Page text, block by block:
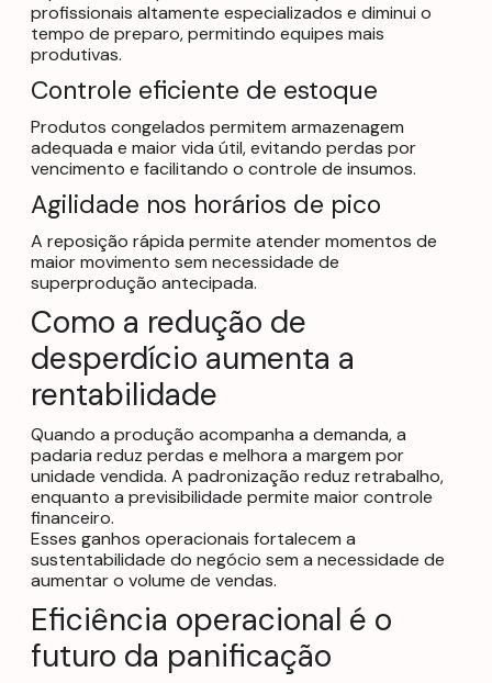
profissionais altamente especializados e diminui o
tempo de preparo, permitindo equipes mais
produtivas.
Controle eficiente de estoque
Produtos congelados permitem armazenagem
adequada e maior vida útil, evitando perdas por
vencimento e facilitando o controle de insumos.
Agilidade nos horários de pico
A reposição rápida permite atender momentos de
maior movimento sem necessidade de
superprodução antecipada.
Como a redução de
desperdício aumenta a
rentabilidade
Quando a produção acompanha a demanda, a
padaria reduz perdas e melhora a margem por
unidade vendida. A padronização reduz retrabalho,
enquanto a previsibilidade permite maior controle
financeiro.
Esses ganhos operacionais fortalecem a
sustentabilidade do negócio sem a necessidade de
aumentar o volume de vendas.
Eficiência operacional é o
futuro da panificação